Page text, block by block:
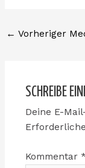
← Vorheriger
SCHREIBE
Deine E-
Kommentar *